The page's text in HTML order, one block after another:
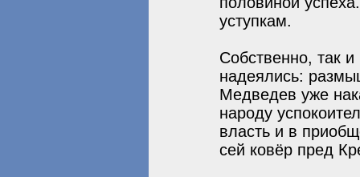
уступкам.
Собственно, так
надеялись:
Медведев уже
народу
власть и в
сей ковёр пред